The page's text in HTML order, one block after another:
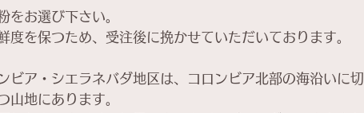
をお選び下さい。
度を保つため、受注後に挽かせていただいております。
ビア・シエラネバダ地区は、コロンビア北部の海沿いに切
山地にあります。